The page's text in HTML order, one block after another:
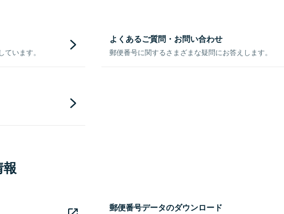
います。
よくあるご質問・お問い合わせ
郵便番号に関するさまざまな疑問にお答えします。
郵便番号データのダウンロード